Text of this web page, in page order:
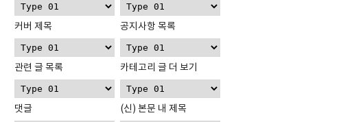
커버 제목 공지사항 목록
관련 글 목록 카테고리 글 더 보기
댓글 (신) 본문 내 제목